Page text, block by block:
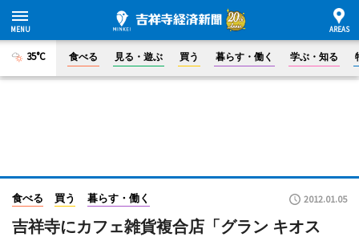
35°C 食べる 見る・遊ぶ 買う 暮らす・働く 学ぶ・知る
食べる 買う 暮らす・働く 2012.01.05
吉祥寺にカフェ雑貨複合店「グラン キオス